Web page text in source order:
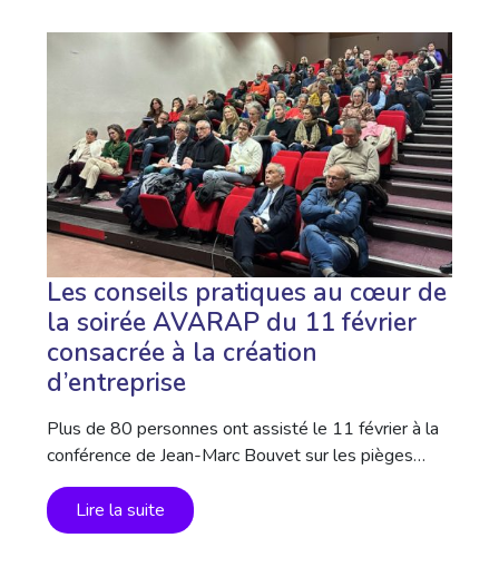
Les conseils pratiques au cœur de
la soirée AVARAP du 11 février
consacrée à la création
d’entreprise
Plus de 80 personnes ont assisté le 11 février à la
conférence de Jean-Marc Bouvet sur les pièges…
Lire la suite